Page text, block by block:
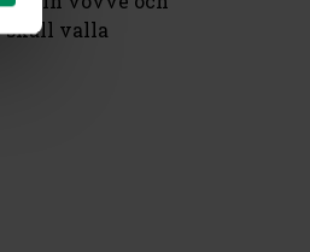
skall valla